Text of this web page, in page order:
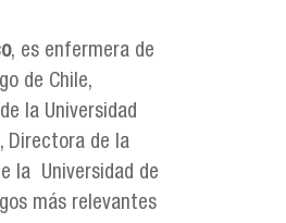
, es enfermera de
de Chile,
la Universidad
Directora de la
la Universidad de
más relevantes